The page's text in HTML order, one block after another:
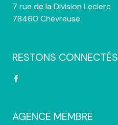
7 rue de la Division Leclerc
78460 Chevreuse
RESTONS CONNECTÉS
AGENCE MEMBRE